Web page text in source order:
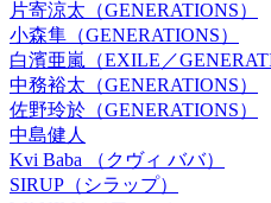
片寄涼太（GENERATIONS）
小森隼（GENERATIONS）
白濱亜嵐（EXILE／
中務裕太（GENERATIONS）
佐野玲於（GENERATIONS）
中島健人
Kvi Baba （クヴィ ババ）
SIRUP（シラップ）